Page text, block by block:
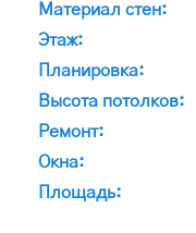
Материал стен:
Этаж:
Планировка:
Высота потолков:
Ремонт:
Окна:
Площадь: